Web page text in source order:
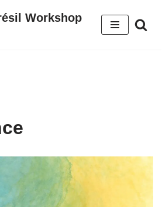
Workshop